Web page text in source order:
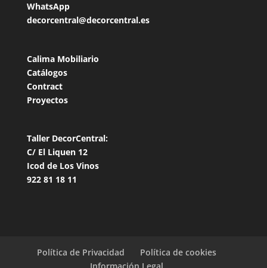
WhatsApp
decorcentral@decorcentral.es
Calima Mobiliario
Catálogos
Contract
Proyectos
Taller DecorCentral:
C/ El Liquen 12
Icod de Los Vinos
922 81 18 11
Política de Privacidad
Política de cookies